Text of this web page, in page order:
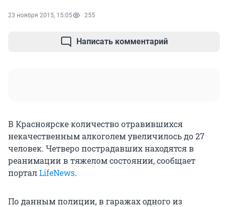
23 ноября 2015, 15:05 255
Написать комментарий
В Красноярске количество отравившихся
некачественным алкоголем увеличилось до 27
человек. Четверо пострадавших находятся в
реанимации в тяжелом состоянии, сообщает
порталLifeNews.
По данным полиции, в гаражах одного из